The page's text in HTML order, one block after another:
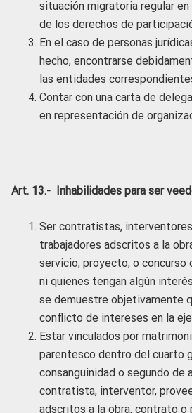
situación migratoria regular en
de los derechos de
En el caso de personas
hecho, encontrarse
las entidades
Contar con una carta de
en representación de
Art. 13.- Inhabilidades para ser
Ser contratistas,
trabajadores adscritos a la
servicio, proyecto, o concurso
ni quienes tengan algún
se demuestre objetivamente
conflicto de intereses en la
Estar vinculados por
parentesco dentro del cuarto
consanguinidad o segundo de
contratista, interventor,
adscritos a la obra, contrato o